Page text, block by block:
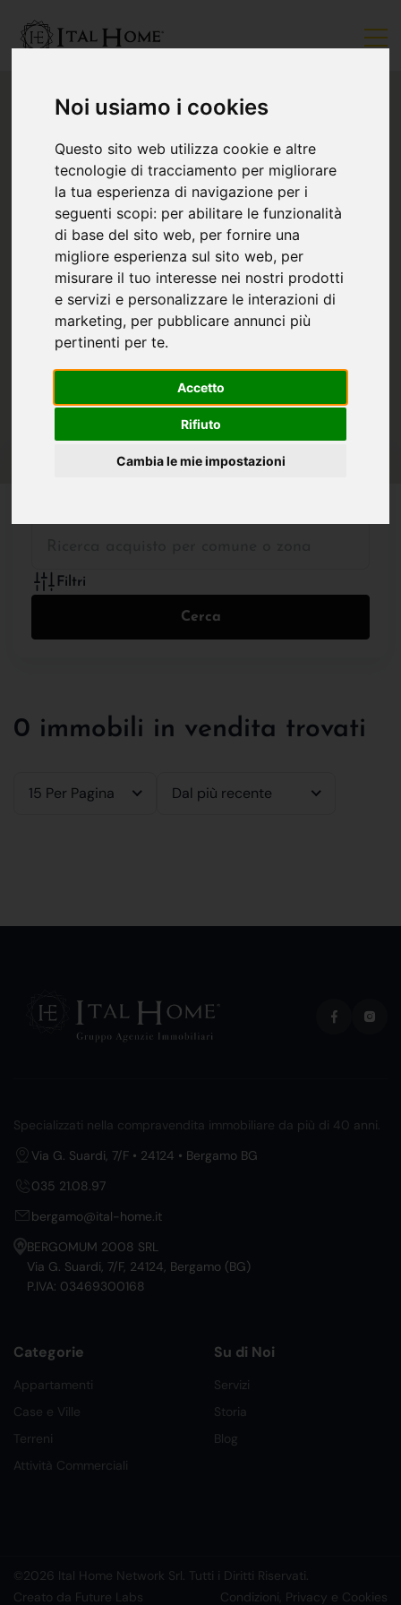
Noi usiamo i cookies
Questo sito web utilizza cookie e altre
tecnologie di tracciamento per migliorare
la tua esperienza di navigazione per i
seguenti scopi: per abilitare le funzionalità
di base del sito web, per fornire una
migliore esperienza sul sito web, per
misurare il tuo interesse nei nostri prodotti
e servizi e personalizzare le interazioni di
marketing, per pubblicare annunci più
pertinenti per te.
Accetto
Rifiuto
Cambia le mie impostazioni
Filtri
Cerca
0 immobili in vendita trovati
15 Per Pagina Dal più recente
Specializzati nella compravendita immobiliare da più di 40 anni.
Via G. Suardi, 7/F • 24124 • Bergamo BG
035 21.08.97
bergamo@ital-home.it
BERGOMUM 2008 SRL
Via G. Suardi, 7/F, 24124, Bergamo (BG)
P.IVA: 03469300168
Categorie
Appartamenti
Case e Ville
Terreni
Attività Commerciali
Su di Noi
Servizi
Storia
Blog
©2026 Ital Home Network Srl. Tutti i Diritti Riservati.
Creato da Future Labs
Condizioni, Privacy e Cookies